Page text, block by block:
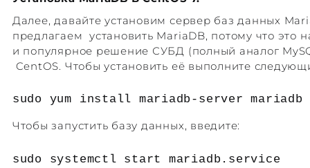
Далее, давайте установим сервер баз данных
предлагаем установить MariaDB, потому что это
и популярное решение СУБД (полный аналог
CentOS. Чтобы установить её выполните
sudo yum install mariadb-server mariadb
Чтобы запустить базу данных, введите:
sudo systemctl start mariadb.service